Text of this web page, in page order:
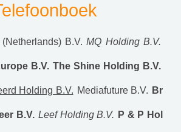
B.V. MQ Holding B.V.
B.V. The Shine Holding B.V.
Holding B.V. Mediafuture B.V. Br
B.V. Leef Holding B.V. P & P Hol